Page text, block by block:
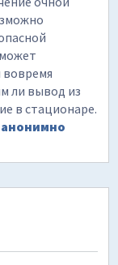
ли вывод из
в стационаре.